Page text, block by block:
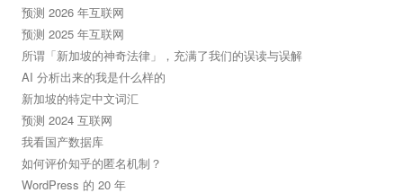
预测 2026 年互联网
预测 2025 年互联网
所谓「新加坡的神奇法律」，充满了我们的误读与误解
AI 分析出来的我是什么样的
新加坡的特定中文词汇
预测 2024 互联网
我看国产数据库
如何评价知乎的匿名机制？
WordPress 的 20 年